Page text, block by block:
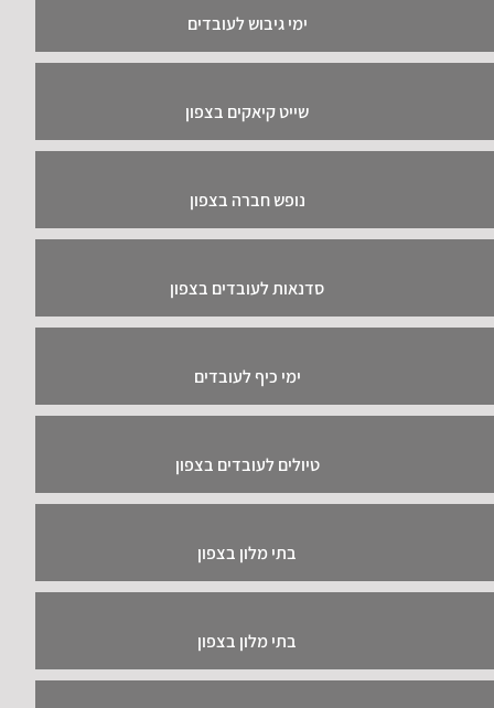
ימי גיבוש לעובדים
שייט קיאקים בצפון
נופש חברה בצפון
סדנאות לעובדים בצפון
ימי כיף לעובדים
טיולים לעובדים בצפון
בתי מלון בצפון
בתי מלון בצפון